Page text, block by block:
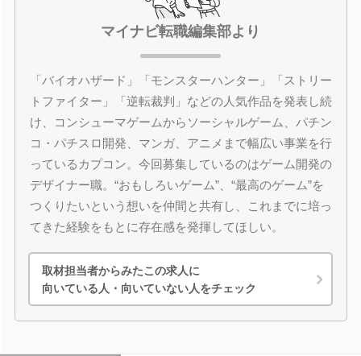
マイナビ転職編集部より
「バイオハザード」「モンスターハンター」「ストリー
トファイター」「逆転裁判」などの人気作品を発表し続
け、コンシューマゲームからソーシャルゲーム、パチン
コ・パチスロ開発、マンガ、アニメまで幅広い事業を行
っているカプコン。今回募集しているのはゲーム開発の
デザイナー職。“おもしろいゲーム”、“最高のゲーム”を
つくりたいという想いを仲間と共有し、これまでに培っ
てきた経験をもとに存在感を発揮してほしい。
取材担当者からみたこの求人に
向いている人・向いていない人をチェック